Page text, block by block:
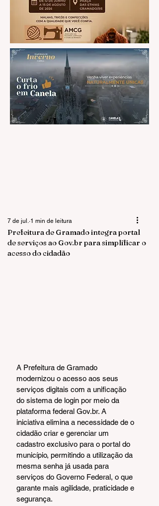
Prefeitura de Gramado integra portal
de serviços ao Gov.br para simplificar o
acesso do cidadão
7 de jul. 1 min de leitura
A Prefeitura de Gramado
modernizou o acesso aos seus
serviços digitais com a unificação
do sistema de login por meio da
plataforma federal Gov.br. A
iniciativa elimina a necessidade de o
cidadão criar e gerenciar um
cadastro exclusivo para o portal do
município, permitindo a utilização da
mesma senha já usada para
serviços do Governo Federal, o que
garante mais agilidade, praticidade e
segurança.